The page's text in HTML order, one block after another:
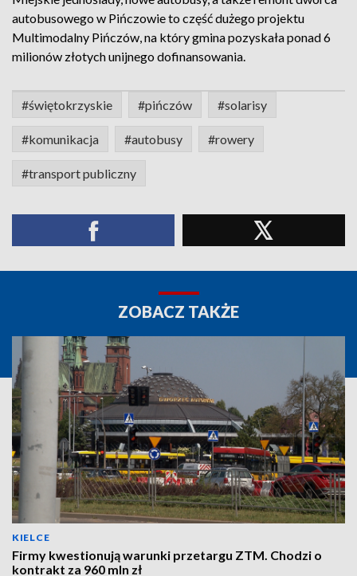
autobusowego w Pińczowie to część dużego projektu
Multimodalny Pińczów, na który gmina pozyskała ponad 6
milionów złotych unijnego dofinansowania.
#świętokrzyskie #pińczów #solarisy
#komunikacja #autobusy #rowery
#transport publiczny
ZOBACZ TAKŻE
KIELCE
Firmy kwestionują warunki przetargu ZTM. Chodzi o
kontrakt za 960 mln zł